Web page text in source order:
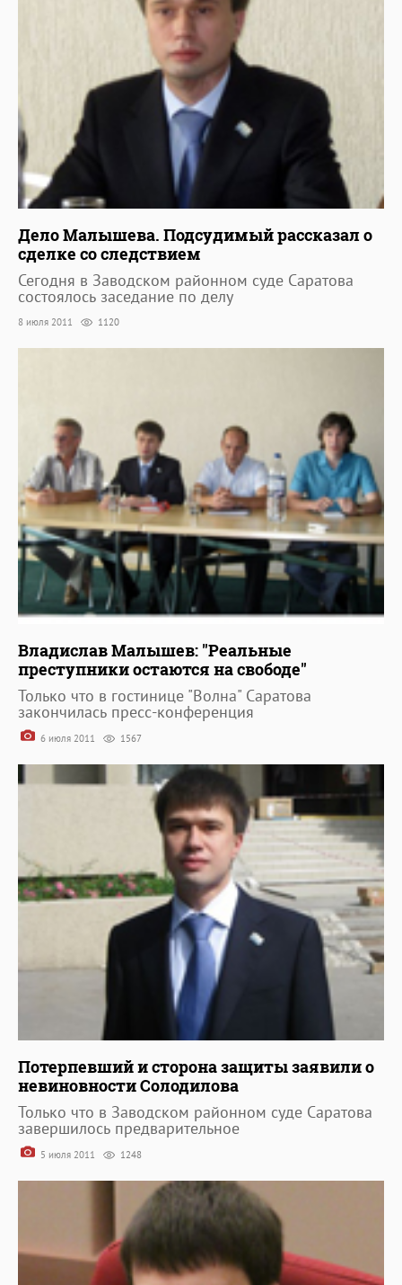
Дело Малышева. Подсудимый рассказал о
сделке со следствием
Сегодня в Заводском районном суде Саратова
состоялось заседание по делу
8 июля 2011 1120
Владислав Малышев: "Реальные
преступники остаются на свободе"
Только что в гостинице "Волна" Саратова
закончилась пресс-конференция
6 июля 2011 1567
Потерпевший и сторона защиты заявили о
невиновности Солодилова
Только что в Заводском районном суде Саратова
завершилось предварительное
5 июля 2011 1248